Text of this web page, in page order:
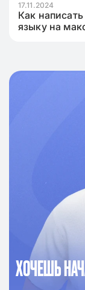
ХОЧЕШЬ
17.11.2024
Как
языку на